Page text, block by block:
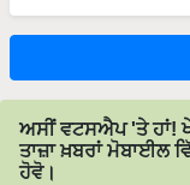
ਅਸੀਂ ਵਟਸਐਪ 'ਤੇ ਹਾਂ!
ਤਾਜ਼ਾ ਖ਼ਬਰਾਂ ਮੋਬਾਈਲ
ਹੋਵੋ।